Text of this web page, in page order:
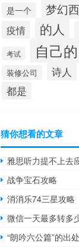
是一个 梦幻
疫情 的人
考试 自己的
装修公司 诗人
都是
猜你想看的文章
雅思听力提不上去
战争宝石攻略
消消乐74三星攻略
微信一天最多转多
“朗吟六公篇”的出